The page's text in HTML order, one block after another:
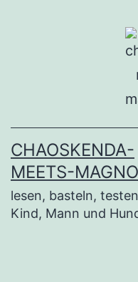
CHAOSKENDA-
MEETS-
lesen, basteln,
Kind, Mann und